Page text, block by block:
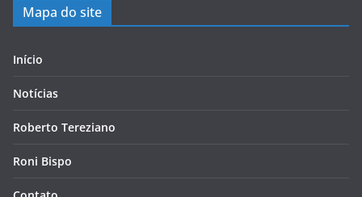
Mapa do site
Início
Notícias
Roberto Tereziano
Roni Bispo